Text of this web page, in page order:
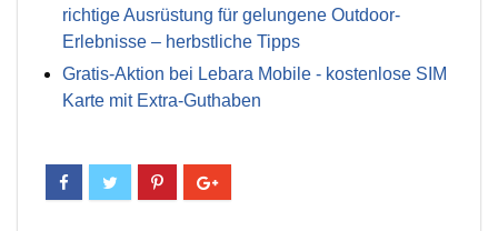
richtige Ausrüstung für gelungene Outdoor-
Erlebnisse – herbstliche Tipps
Gratis-Aktion bei Lebara Mobile - kostenlose SIM
Karte mit Extra-Guthaben